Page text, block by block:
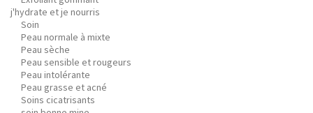
j'hydrate et je nourris
Soin
Peau normale à mixte
Peau sèche
Peau sensible et rougeurs
Peau intolérante
Peau grasse et acné
Soins cicatrisants